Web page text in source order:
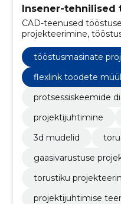
Insener-tehnilised
CAD-teenused
projekteerimine,
tehase paigutuse
dokumentatsioon,
tööstustehase
gaasivarustuse
tööstusmasinate
flexlink toodete
protsessiskeemide
projektijuhtimine
3d mudelid
gaasivarustuse
torustiku
projektijuhtimise